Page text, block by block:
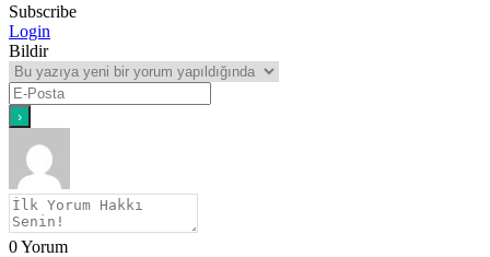
Subscribe
Login
Bildir
0Yorum